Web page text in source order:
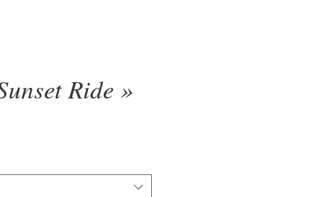
Ride »